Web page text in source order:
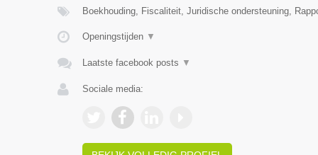
Boekhouding, Fiscaliteit, Juridische ondersteuning,
Openingstijden ▼
Laatste facebook posts ▼
Sociale media: